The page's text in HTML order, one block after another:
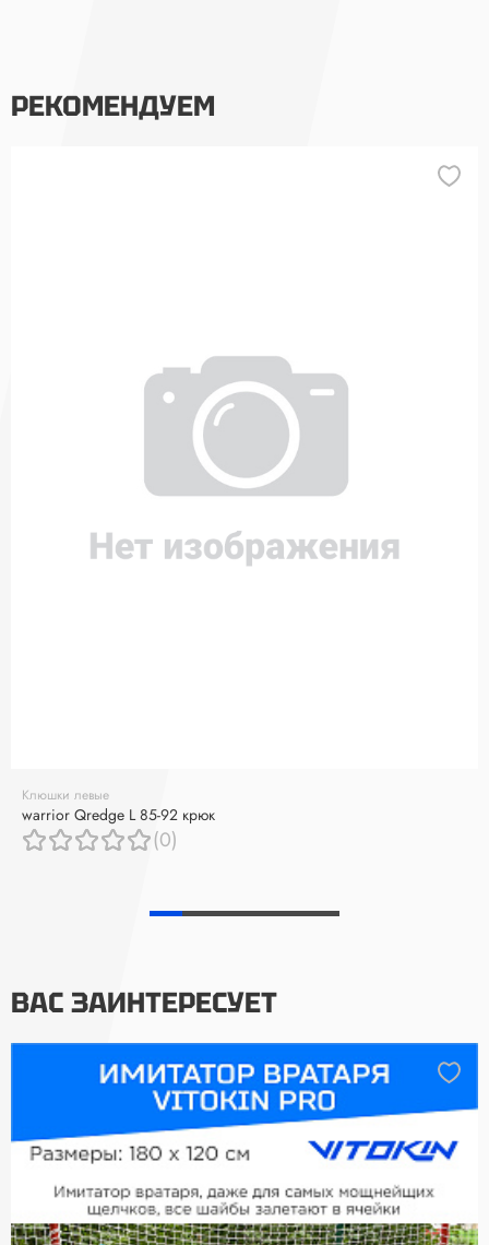
РЕКОМЕНДУЕМ
Клюшки левые
warrior Qredge L 85-92 крюк
(0)
ВАС ЗАИНТЕРЕСУЕТ